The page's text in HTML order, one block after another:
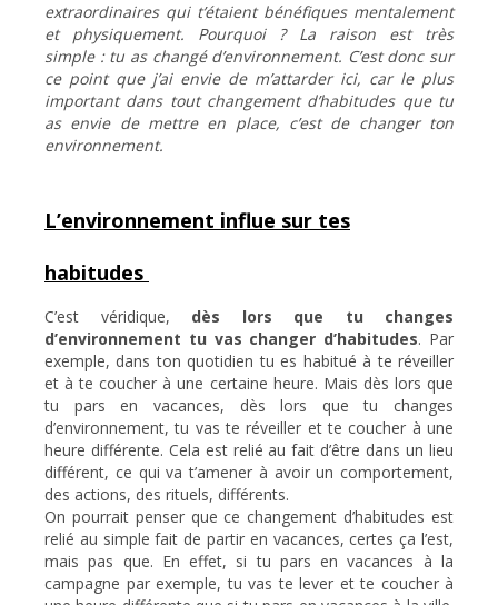
extraordinaires qui t’étaient bénéfiques mentalement
et physiquement. Pourquoi ? La raison est très
simple : tu as changé d’environnement. C’est donc sur
ce point que j’ai envie de m’attarder ici, car le plus
important dans tout changement d’habitudes que tu
as envie de mettre en place, c’est de changer ton
environnement.
L’environnement influe sur tes
habitudes
C’est véridique, dès lors que tu changes
d’environnement tu vas changer d’habitudes. Par
exemple, dans ton quotidien tu es habitué à te réveiller
et à te coucher à une certaine heure. Mais dès lors que
tu pars en vacances, dès lors que tu changes
d’environnement, tu vas te réveiller et te coucher à une
heure différente. Cela est relié au fait d’être dans un lieu
différent, ce qui va t’amener à avoir un comportement,
des actions, des rituels, différents.
On pourrait penser que ce changement d’habitudes est
relié au simple fait de partir en vacances, certes ça l’est,
mais pas que. En effet, si tu pars en vacances à la
campagne par exemple, tu vas te lever et te coucher à